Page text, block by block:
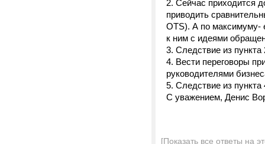
2. Сейчас приходится
приводить
OTS). А по максимуму-
к ним с идеями
3. Следствие из
4. Вести переговоры
руководителями
5. Следствие из
С уважением, Денис
[Показать все ответы на